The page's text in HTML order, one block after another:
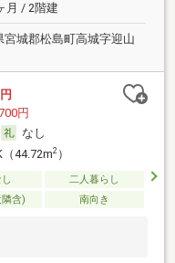
月 / 2階建
宮城郡松島町高城字迎山
円
なし
（44.72m2）
二人暮らし
含) 南向き